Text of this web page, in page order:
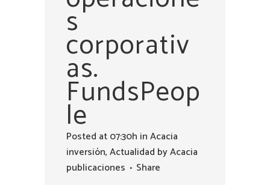
s
corporativ
as.
FundsPeop
le
Posted at 07:30h inAcacia
inversión,Actualidad byAcacia
publicaciones
Share